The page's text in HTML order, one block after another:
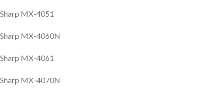
Sharp MX-4051
Sharp MX-4060N
Sharp MX-4061
Sharp MX-4070N